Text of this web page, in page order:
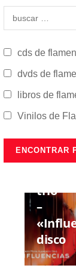
cds de
dvds de
libros de
Vinilos de
trío
–
disco